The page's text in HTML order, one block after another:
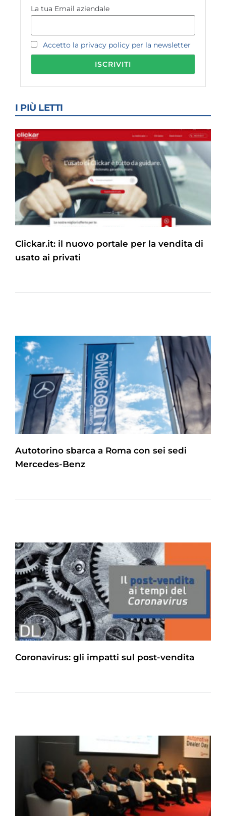
La tua Email aziendale
Accetto la privacy policy per la newsletter
I PIÙ LETTI
Clickar.it: il nuovo portale per la vendita di
usato ai privati
Autotorino sbarca a Roma con sei sedi
Mercedes-Benz
Coronavirus: gli impatti sul post-vendita